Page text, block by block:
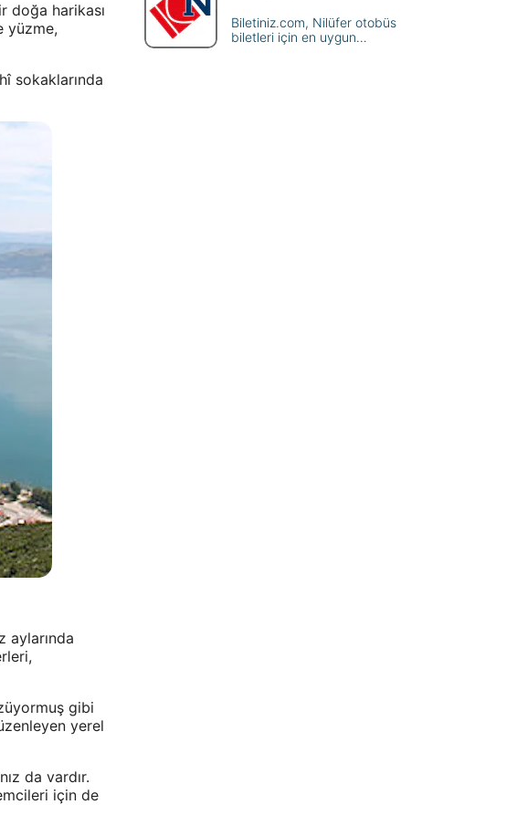
doğa harikası
yüzme,
sokaklarında
aylarında
gibi
yerel
da vardır.
için de
Biletiniz.com, Nilüfer otobüs
biletleri için en uygun